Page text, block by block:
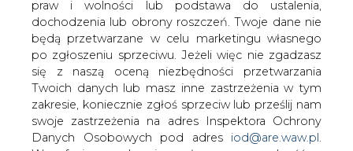
się z naszą oceną niezbędności przetwarzania
Twoich danych lub masz inne zastrzeżenia w tym
zakresie, koniecznie zgłoś sprzeciw lub prześlij nam
swoje zastrzeżenia na adres Inspektora Ochrony
Danych Osobowych pod adresiod@are.waw.pl.
Wycofanie zgody nie wpływa na zgodność z
prawem przetwarzania dokonanego przed jej
wycofaniem.
- Gazprom i strona rosyjska faktycznie przestały obecnie
rozmawiać w formacie trójstronnym. Wwiedziono
system przedpłat i jednocześnie – w związku z brakiem
płatności ze strony Kijowa za dostawy w czerwcu –
wstrzymano dostawy gazu na Ukrainę. Rosja nie zgodziła
sie również na
kompromisową propozycje przedstawioną w weekend
przez Komisję Europejską, czyli Komisarza ds. energii UE
Gunthera Oettingera – mówi portalowi BiznesAlert.pl